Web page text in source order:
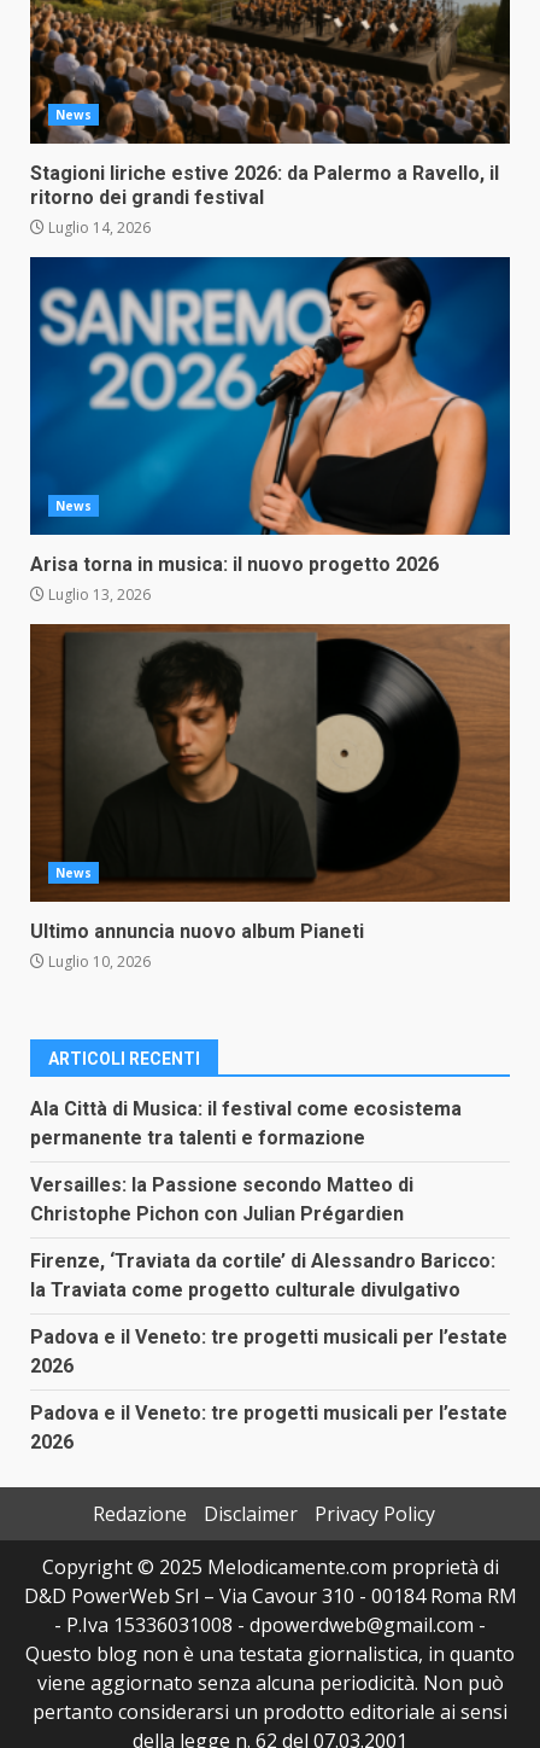
News
Stagioni liriche estive 2026: da Palermo a Ravello, il
ritorno dei grandi festival
Luglio 14, 2026
News
Arisa torna in musica: il nuovo progetto 2026
Luglio 13, 2026
News
Ultimo annuncia nuovo album Pianeti
Luglio 10, 2026
ARTICOLI RECENTI
Ala Città di Musica: il festival come ecosistema
permanente tra talenti e formazione
Versailles: la Passione secondo Matteo di
Christophe Pichon con Julian Prégardien
Firenze, ‘Traviata da cortile’ di Alessandro Baricco:
la Traviata come progetto culturale divulgativo
Padova e il Veneto: tre progetti musicali per l’estate
2026
Padova e il Veneto: tre progetti musicali per l’estate
2026
Redazione Disclaimer
Privacy Policy
Copyright © 2025 Melodicamente.com proprietà di
D&D PowerWeb Srl – Via Cavour 310 - 00184 Roma RM
- P.Iva 15336031008 - dpowerdweb@gmail.com -
Questo blog non è una testata giornalistica, in quanto
viene aggiornato senza alcuna periodicità. Non può
pertanto considerarsi un prodotto editoriale ai sensi
della legge n. 62 del 07.03.2001